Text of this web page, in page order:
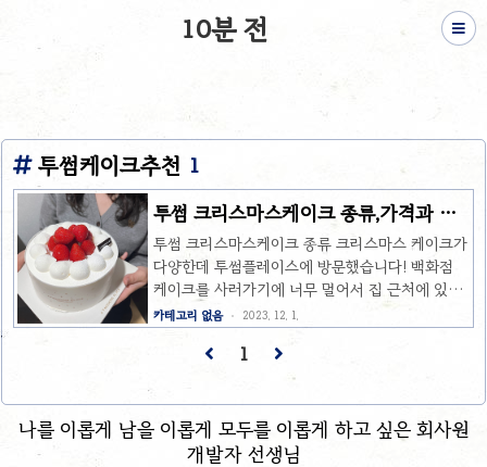
10분 전
투썸케이크추천 1
투썸 크리스마스케이크 종류,가격과 딸
기생크림 리뷰
투썸 크리스마스케이크 종류 크리스마스 케이크가
다양한데 투썸플레이스에 방문했습니다! 백화점
케이크를 사러가기에 너무 멀어서 집 근처에 있는
카페 케이크집입니다. 홀케이크 제품이 다양한데
스케이크는 볼 수가 없었습니다ㅠㅠ 원하시는 케
이크는 미리 꼭 예약하세요. 저는 윈터베리무스나
스트로베리 요거트 트리 사고싶었는데 구경을 할
수도 없었어요. 스초생도 없어서 사오지 못했고 정
말 맛있어 보이는 케이크들이 이렇게 많은데 사진
카테고리 없음 2023. 12. 1.
1
나를 이롭게 남을 이롭게 모두를 이롭게 하고 싶은 회사원
개발자 선생님